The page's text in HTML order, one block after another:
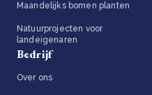
Maandelijks bomen planten
Natuurprojecten voor
landeigenaren
Bedrijf
Over ons